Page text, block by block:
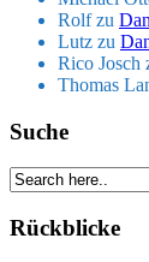
Rolfzu
Lutz zu
Rico Josch
Thomas
Suche
Rückblicke